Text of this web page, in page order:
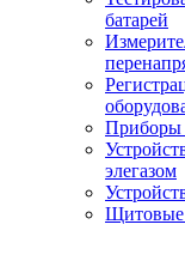
батарей
Приборы
элегазом
Щитовые